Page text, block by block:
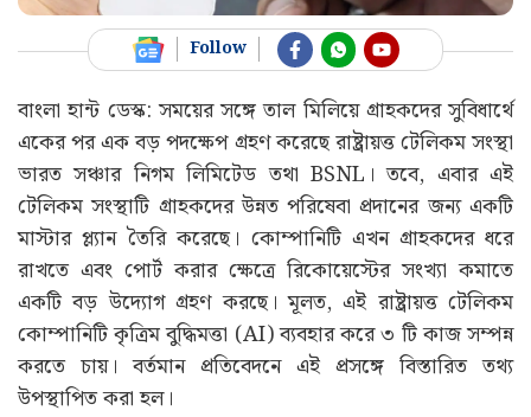
Follow
বাংলা হান্ট ডেস্ক: সময়ের সঙ্গে তাল মিলিয়ে গ্রাহকদের সুবিধার্থে
একের পর এক বড় পদক্ষেপ গ্রহণ করেছে রাষ্ট্রায়ত্ত টেলিকম সংস্থা
ভারত সঞ্চার নিগম লিমিটেড তথা BSNL। তবে, এবার এই
টেলিকম সংস্থাটি গ্রাহকদের উন্নত পরিষেবা প্রদানের জন্য একটি
মাস্টার প্ল্যান তৈরি করেছে। কোম্পানিটি এখন গ্রাহকদের ধরে
রাখতে এবং পোর্ট করার ক্ষেত্রে রিকোয়েস্টের সংখ্যা কমাতে
একটি বড় উদ্যোগ গ্রহণ করছে। মূলত, এই রাষ্ট্রায়ত্ত টেলিকম
কোম্পানিটি কৃত্রিম বুদ্ধিমত্তা (AI) ব্যবহার করে ৩ টি কাজ সম্পন্ন
করতে চায়। বর্তমান প্রতিবেদনে এই প্রসঙ্গে বিস্তারিত তথ্য
উপস্থাপিত করা হল।